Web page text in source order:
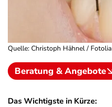
Quelle: Christoph Hähnel / Fotolia
Beratung & Angebote
Das Wichtigste in Kürze: